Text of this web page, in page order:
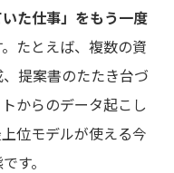
た仕事」をもう一度
たとえば、複数の資
提案書のたたき台づ
からのデータ起こし
位モデルが使える今
す。